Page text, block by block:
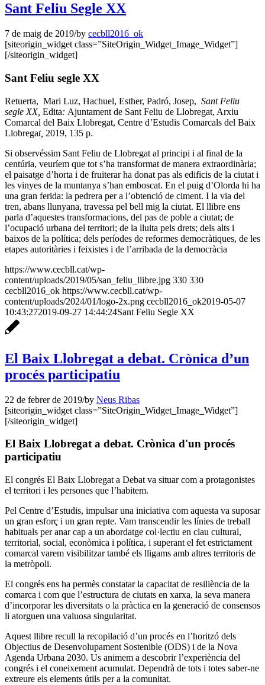
Sant Feliu Segle XX
7 de maig de 2019/by cecbll2016_ok
[siteorigin_widget class=”SiteOrigin_Widget_Image_Widget”]
[/siteorigin_widget]
Sant Feliu segle XX
Retuerta, Mari Luz, Hachuel, Esther, Padró, Josep, Sant Feliu
segle XX, Edita: Ajuntament de Sant Feliu de Llobregat, Arxiu
Comarcal del Baix Llobregat, Centre d’Estudis Comarcals del Baix
Llobregat, 2019, 135 p.
Si observéssim Sant Feliu de Llobregat al principi i al final de la
centúria, veuríem que tot s’ha transformat de manera extraordinària;
el paisatge d’horta i de fruiterar ha donat pas als edificis de la ciutat i
les vinyes de la muntanya s’han emboscat. En el puig d’Olorda hi ha
una gran ferida: la pedrera per a l’obtenció de ciment. I la via del
tren, abans llunyana, travessa pel bell mig la ciutat. El llibre ens
parla d’aquestes transformacions, del pas de poble a ciutat; de
l’ocupació urbana del territori; de la lluita pels drets; dels alts i
baixos de la política; dels períodes de reformes democràtiques, de les
etapes autoritàries i feixistes i de l’arribada de la democràcia
https://www.cecbll.cat/wp-
content/uploads/2019/05/san_feliu_llibre.jpg 330 330
cecbll2016_ok https://www.cecbll.cat/wp-
content/uploads/2024/01/logo-2x.png cecbll2016_ok2019-05-07
10:43:272019-09-27 14:44:24Sant Feliu Segle XX
El Baix Llobregat a debat. Crònica d’un
procés participatiu
22 de febrer de 2019/by Neus Ribas
[siteorigin_widget class=”SiteOrigin_Widget_Image_Widget”]
[/siteorigin_widget]
El Baix Llobregat a debat. Crònica d'un procés
participatiu
El congrés El Baix Llobregat a Debat va situar com a protagonistes
el territori i les persones que l’habitem.
Pel Centre d’Estudis, impulsar una iniciativa com aquesta va suposar
un gran esforç i un gran repte. Vam transcendir les línies de treball
habituals per anar cap a un abordatge col·lectiu en clau cultural,
territorial, social, econòmica i política, i superant el fet estrictament
comarcal varem visibilitzar també els lligams amb altres territoris de
la metròpoli.
El congrés ens ha permès constatar la capacitat de resiliència de la
comarca i com que l’estructura de ciutats en xarxa, la seva manera
d’incorporar les diversitats o la pràctica en la generació de consensos
li atorguen una valuosa singularitat.
Aquest llibre recull la recopilació d’un procés en l’horitzó dels
Objectius de Desenvolupament Sostenible (ODS) i de la Nova
Agenda Urbana 2030. Us animem a descobrir l’experiència del
congrés i el coneixement acumulat. Dependrà de tots i totes saber-ne
extreure els elements útils per a la comunitat.